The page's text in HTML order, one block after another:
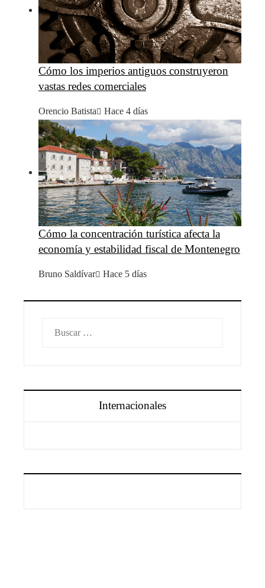
Cómo los imperios antiguos construyeron
vastas redes comerciales
Orencio Batista Hace 4 días
Cómo la concentración turística afecta la
economía y estabilidad fiscal de Montenegro
Bruno Saldívar Hace 5 días
Internacionales